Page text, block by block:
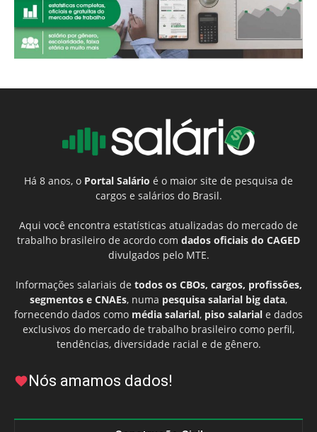
Há 8 anos, o Portal Salário é o maior site de pesquisa de
cargos e salários do Brasil.
Aqui você encontra estatísticas atualizadas do mercado de
trabalho brasileiro de acordo com dados oficiais do CAGED
divulgados pelo MTE.
Informações salariais de todos os CBOs, cargos, profissões,
segmentos e CNAEs, numa pesquisa salarial big data,
fornecendo dados como média salarial, piso salarial e dados
exclusivos do mercado de trabalho brasileiro como perfil,
tendências, diversidade racial e de gênero.
Nós amamos dados!